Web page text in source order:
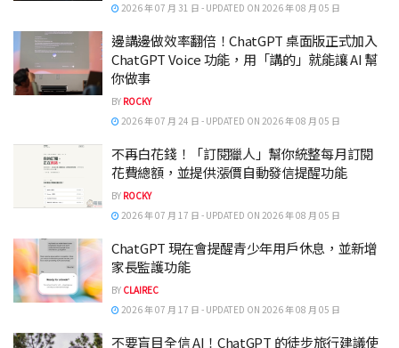
2026 年 07 月 31 日 - UPDATED ON 2026 年 08 月 05 日
邊講邊做效率翻倍！ChatGPT 桌面版正式加入
ChatGPT Voice 功能，用「講的」就能讓 AI 幫
你做事
BY ROCKY
2026 年 07 月 24 日 - UPDATED ON 2026 年 08 月 05 日
不再白花錢！「訂閱獵人」幫你統整每月訂閱
花費總額，並提供漲價自動發信提醒功能
BY ROCKY
2026 年 07 月 17 日 - UPDATED ON 2026 年 08 月 05 日
ChatGPT 現在會提醒青少年用戶休息，並新增
家長監護功能
BY CLAIREC
2026 年 07 月 17 日 - UPDATED ON 2026 年 08 月 05 日
不要盲目全信 AI！ChatGPT 的徒步旅行建議使